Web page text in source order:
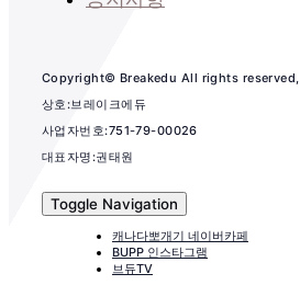
Copyright© Breakedu All rights reserved,
상호:브레이크에듀
사업자번호:751-79-00026
대표자명:권태원
Toggle Navigation
캐나다뽀개기 네이버카페
BUPP 인스타그램
브듀TV